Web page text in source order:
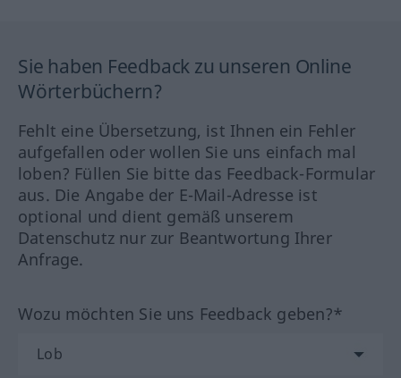
Sie haben Feedback zu unseren Online
Wörterbüchern?
Fehlt eine Übersetzung, ist Ihnen ein Fehler
aufgefallen oder wollen Sie uns einfach mal
loben? Füllen Sie bitte das Feedback-Formular
aus. Die Angabe der E-Mail-Adresse ist
optional und dient gemäß unserem
Datenschutz nur zur Beantwortung Ihrer
Anfrage.
Wozu möchten Sie uns Feedback geben?*